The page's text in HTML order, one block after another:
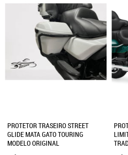
PROTETOR TRASEIRO STREET
GLIDE MATA GATO TOURING
MODELO ORIGINAL